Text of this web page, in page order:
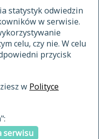
statystyk odwiedzin
w serwisie.
celu, czy nie. W celu
przycisk
w Polityce
serwisu